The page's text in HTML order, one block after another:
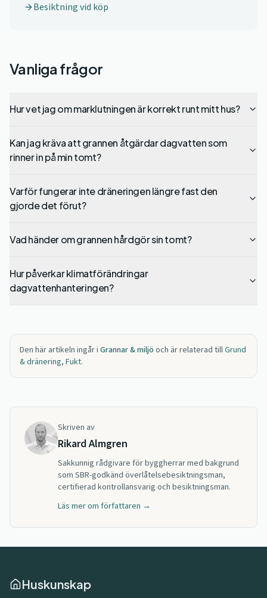
Besiktning vid köp
Vanliga frågor
Hur vet jag om marklutningen är korrekt runt mitt hus?
Kan jag kräva att grannen åtgärdar dagvatten som
rinner in på min tomt?
Varför fungerar inte dräneringen längre fast den
gjorde det förut?
Vad händer om grannen hårdgör sin tomt?
Hur påverkar klimatförändringar
dagvattenhanteringen?
Den här artikeln ingår i Grannar & miljö och är relaterad tillGrund
& dränering, Fukt.
Skriven av
Rikard Almgren
Sakkunnig rådgivare för byggherrar med bakgrund
som SBR-godkänd överlåtelsebesiktningsman,
certifierad kontrollansvarig och besiktningsman.
Läs mer om författaren →
Huskunskap